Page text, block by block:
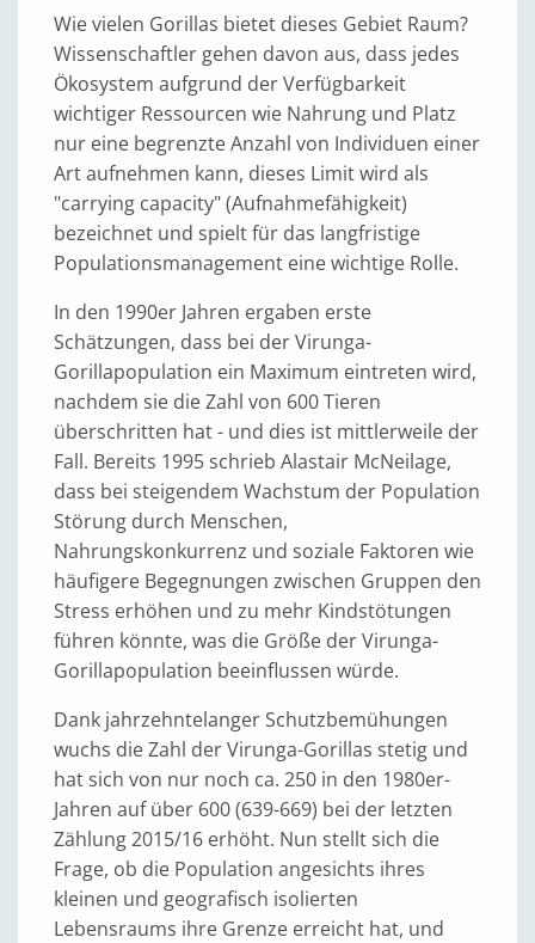
Wie vielen Gorillas bietet dieses Gebiet Raum?
Wissenschaftler gehen davon aus, dass jedes
Ökosystem aufgrund der Verfügbarkeit
wichtiger Ressourcen wie Nahrung und Platz
nur eine begrenzte Anzahl von Individuen einer
Art aufnehmen kann, dieses Limit wird als
"carrying capacity" (Aufnahmefähigkeit)
bezeichnet und spielt für das langfristige
Populationsmanagement eine wichtige Rolle.
In den 1990er Jahren ergaben erste
Schätzungen, dass bei der Virunga-
Gorillapopulation ein Maximum eintreten wird,
nachdem sie die Zahl von 600 Tieren
überschritten hat - und dies ist mittlerweile der
Fall. Bereits 1995 schrieb Alastair McNeilage,
dass bei steigendem Wachstum der Population
Störung durch Menschen,
Nahrungskonkurrenz und soziale Faktoren wie
häufigere Begegnungen zwischen Gruppen den
Stress erhöhen und zu mehr Kindstötungen
führen könnte, was die Größe der Virunga-
Gorillapopulation beeinflussen würde.
Dank jahrzehntelanger Schutzbemühungen
wuchs die Zahl der Virunga-Gorillas stetig und
hat sich von nur noch ca. 250 in den 1980er-
Jahren auf über 600 (639-669) bei der letzten
Zählung 2015/16 erhöht. Nun stellt sich die
Frage, ob die Population angesichts ihres
kleinen und geografisch isolierten
Lebensraums ihre Grenze erreicht hat, und